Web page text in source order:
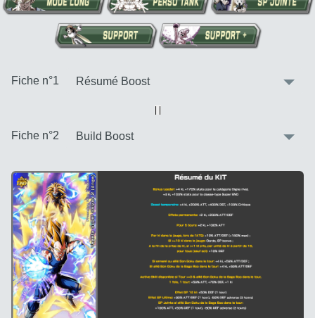
Fiche n°1
Vue alternative
| |
Fiche n°2